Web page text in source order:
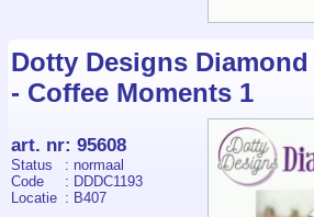
Dotty Designs Diamond
- Coffee Moments 1
art. nr: 95608
Status
: normaal
Code
: DDDC1193
Locatie : B407